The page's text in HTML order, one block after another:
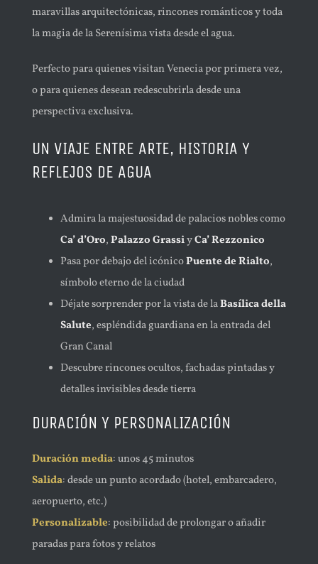
NUESTRAS EXPERIENCIAS EXCLUSIVAS
RESERVA AHORA TU EXPERIENCIA
maravillas arquitectónicas, rincones románticos y toda
la magia de la Serenísima vista desde el agua.
Perfecto para quienes visitan Venecia por primera vez,
o para quienes desean redescubrirla desde una
perspectiva exclusiva.
UN VIAJE ENTRE ARTE, HISTORIA Y
REFLEJOS DE AGUA
Admira la majestuosidad de palacios nobles como
Ca’ d’Oro,Palazzo GrassiyCa’ Rezzonico
Pasa por debajo del icónicoPuente de Rialto,
símbolo eterno de la ciudad
Déjate sorprender por la vista de laBasílica della
Salute, espléndida guardiana en la entrada del
Gran Canal
Descubre rincones ocultos, fachadas pintadas y
detalles invisibles desde tierra
DURACIÓN Y PERSONALIZACIÓN
Duración media: unos 45 minutos
Salida: desde un punto acordado (hotel, embarcadero,
aeropuerto, etc.)
Personalizable: posibilidad de prolongar o añadir
paradas para fotos y relatos